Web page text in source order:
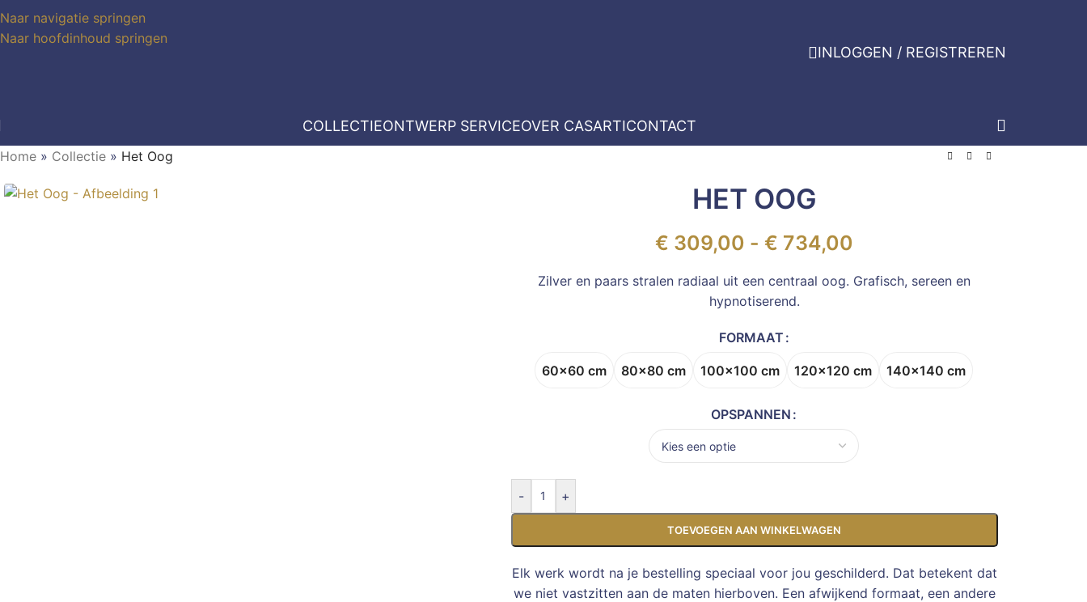
Naar navigatie springen
Naar hoofdinhoud springen
INLOGGEN / REGISTREREN
COLLECTIEONTWERP SERVICEOVER CASARTICONTACT
Home » Collectie » Het Oog
HET OOG
€ 309,00 - € 734,00
Zilver en paars stralen radiaal uit een centraal oog. Grafisch, sereen en
hypnotiserend.
FORMAAT
60x60 cm 80x80 cm 100x100 cm 120x120 cm 140x140 cm
OPSPANNEN
- +
TOEVOEGEN AAN WINKELWAGEN
Elk werk wordt na je bestelling speciaal voor jou geschilderd. Dat betekent dat
we niet vastzitten aan de maten hierboven. Een afwijkend formaat, een andere